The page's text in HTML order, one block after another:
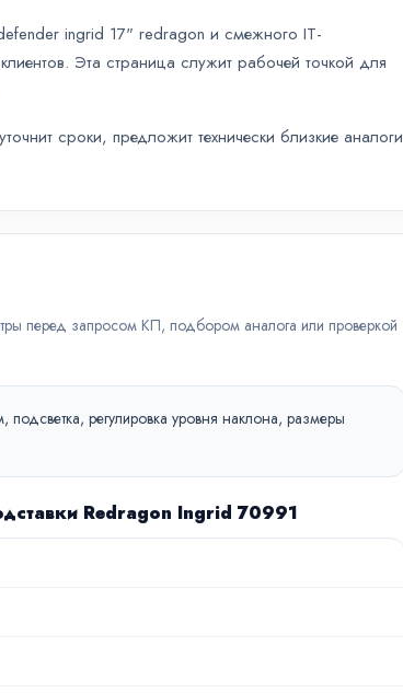
ingrid 17" redragon и смежного IT-
Эта страница служит рабочей точкой для
сроки, предложит технически близкие аналоги
перед запросом КП, подбором аналога или проверкой
регулировка уровня наклона, размеры
Redragon Ingrid 70991